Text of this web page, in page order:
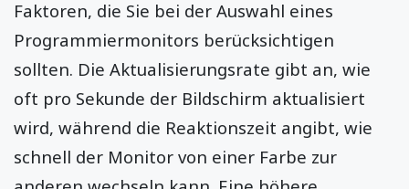
Faktoren, die Sie bei der Auswahl eines
Programmiermonitors berücksichtigen
sollten. Die Aktualisierungsrate gibt an, wie
oft pro Sekunde der Bildschirm aktualisiert
wird, während die Reaktionszeit angibt, wie
schnell der Monitor von einer Farbe zur